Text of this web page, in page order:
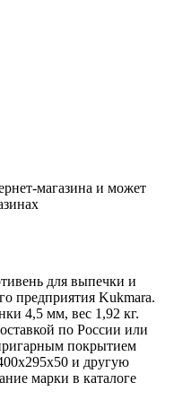
магазина и может
для выпечки и
предприятия Kukmara.
4,5 мм, вес 1,92 кг.
по России или
покрытием
и другую
марки в каталоге